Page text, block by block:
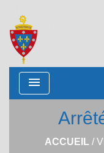
menu
ACCUEIL /